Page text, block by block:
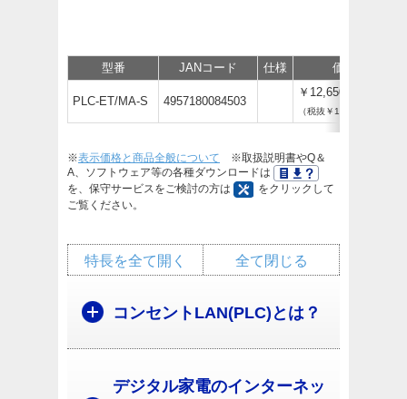
型番 JANコード 仕様 価格
PLC-ET/MA-S 4957180084503
￥12,650
（税抜￥11,500）
※表示価格と商品全般について ※取扱説明書やQ＆
A、ソフトウェア等の各種ダウンロードは
を、保守サービスをご検討の方は
をクリックして
ご覧ください。
全て閉じる
特長を全て開く
コンセントLAN(PLC)とは？
デジタル家電のインターネッ